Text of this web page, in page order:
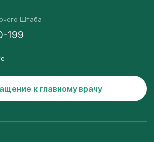
Штаба
199
к главному врачу